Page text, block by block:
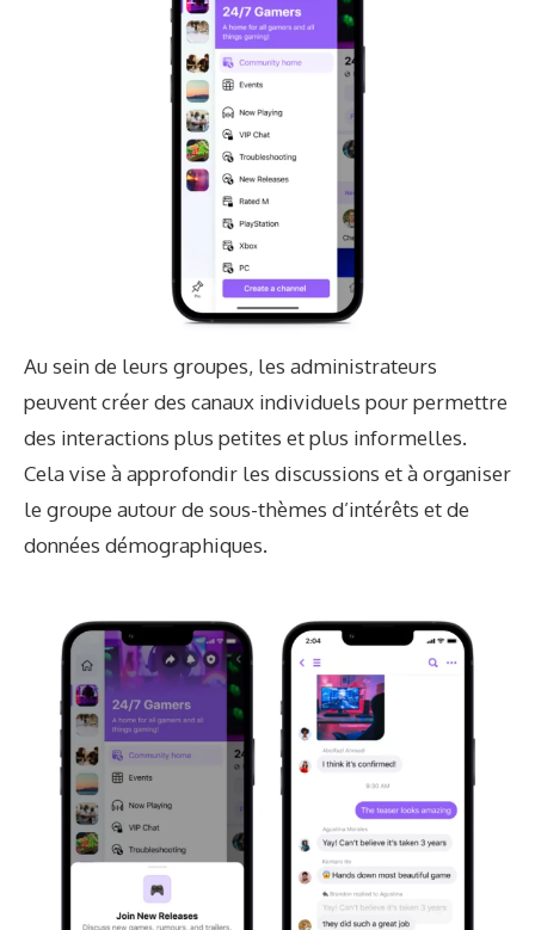
Au sein de leurs groupes, les administrateurs
peuvent créer des canaux individuels pour permettre
des interactions plus petites et plus informelles.
Cela vise à approfondir les discussions et à organiser
le groupe autour de sous-thèmes d’intérêts et de
données démographiques.